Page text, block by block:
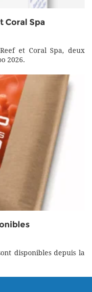
Coral Spa
et Coral Spa, deux
2026.
disponibles depuis la